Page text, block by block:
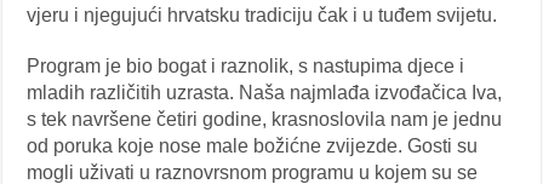
vjeru i njegujući hrvatsku tradiciju čak i u tuđem svijetu.
Program je bio bogat i raznolik, s nastupima djece i
mladih različitih uzrasta. Naša najmlađa izvođačica Iva,
s tek navršene četiri godine, krasnoslovila nam je jednu
od poruka koje nose male božićne zvijezde. Gosti su
mogli uživati u raznovrsnom programu u kojem su se